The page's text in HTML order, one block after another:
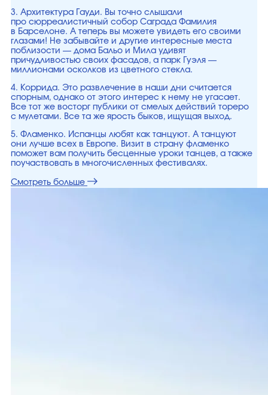
3. Архитектура Гауди. Вы точно слышали
про сюрреалистичный собор Саграда Фамилия
в Барселоне. А теперь вы можете увидеть его своими
глазами! Не забывайте и другие интересные места
поблизости — дома Бальо и Мила удивят
причудливостью своих фасадов, а парк Гуэля —
миллионами осколков из цветного стекла.
4. Коррида. Это развлечение в наши дни считается
спорным, однако от этого интерес к нему не угасает.
Все тот же восторг публики от смелых действий тореро
с мулетами. Все та же ярость быков, ищущая выход.
5. Фламенко. Испанцы любят как танцуют. А танцуют
они лучше всех в Европе. Визит в страну фламенко
поможет вам получить бесценные уроки танцев, а также
поучаствовать в многочисленных фестивалях.
Смотреть больше